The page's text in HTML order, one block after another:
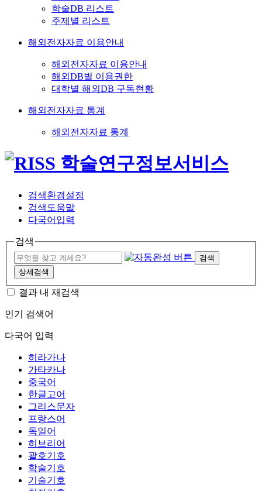
학술DB 리스트
주제별 리스트
해외전자자료 이용안내
해외전자자료 이용안내
해외DB별 이용권한
대학별 해외DB 구독현황
해외전자자료 통계
해외전자자료 통계
검색환경설정
검색도움말
다국어입력
검색
검색
상세검색
결과 내 재검색
인기 검색어
다국어 입력
히라가나
가타카나
중국어
한글고어
그리스문자
프랑스어
독일어
히브리어
괄호기호
학술기호
기술기호